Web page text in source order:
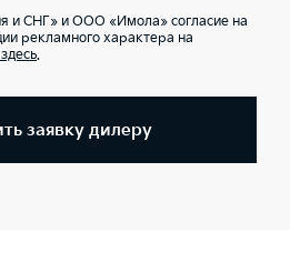
и СНГ» и ООО «Имола» согласие на
рекламного характера на
.
заявку дилеру